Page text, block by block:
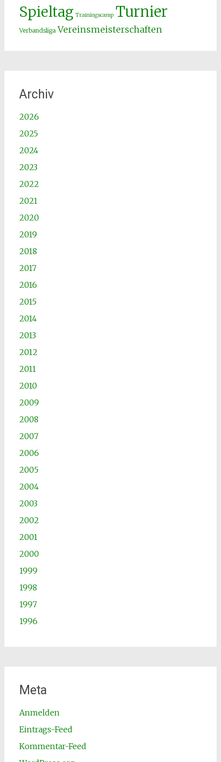
Spieltag Trainingscamp Turnier
Verbandsliga Vereinsmeisterschaften
Archiv
2026
2025
2024
2023
2022
2021
2020
2019
2018
2017
2016
2015
2014
2013
2012
2011
2010
2009
2008
2007
2006
2005
2004
2003
2002
2001
2000
1999
1998
1997
1996
Meta
Anmelden
Eintrags-Feed
Kommentar-Feed